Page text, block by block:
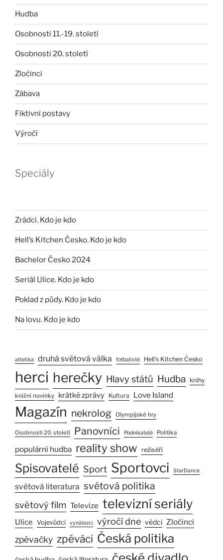
Hudba
Osobnosti 11.-19. století
Osobnosti 20. století
Zločinci
Zábava
Fiktivní postavy
Výročí
Speciály
Zrádci. Kdo je kdo
Hell’s Kitchen Česko. Kdo je kdo
Bachelor Česko 2024
Seriál Ulice. Kdo je kdo
Poklad z půdy. Kdo je kdo
Na lovu. Kdo je kdo
atletika druhá světová válka fotbalisté Hell’s Kitchen Česko
herci herečky Hlavy států Hudba knihy
knižní novinky krátké zprávy Kultura Love Island
Magazín nekrolog Olympijské hry
Osobnosti 20. století Panovníci Podnikatelé Politika
populární hudba reality show režiséři
Spisovatelé Sport Sportovci StarDance
světová literatura světová politika
světový film Televize televizní seriály
Ulice Vojevůdci vynálezci výročí dne vědci Zločinci
zpěvačky zpěváci Česká politika